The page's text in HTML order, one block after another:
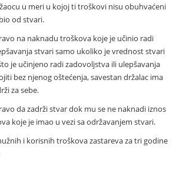
u meri u kojoj ti troškovi nisu obuhvaćeni
od stvari.
na naknadu troškova koje je učinio radi
stvari samo ukoliko je vrednost stvari
je učinjeno radi zadovoljstva ili ulepšavanja
bez njenog oštećenja, savestan držalac ima
za sebe.
da zadrži stvar dok mu se ne naknadi iznos
koje je imao u vezi sa održavanjem stvari.
i korisnih troškova zastareva za tri godine